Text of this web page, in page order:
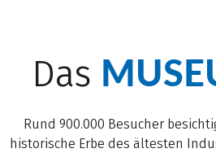
Das
Rund 900.000 Besucher
historische Erbe des ältesten